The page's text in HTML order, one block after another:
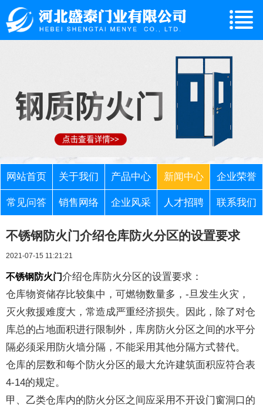
网站首页 关于我们 产品中心 新闻中心 企业荣誉
常见问答 销售网络 企业风采 人才招聘 联系我们
不锈钢防火门介绍仓库防火分区的设置要求
2021-07-15 11:21:21
不锈钢防火门介绍仓库防火分区的设置要求：
仓库物资储存比较集中，可燃物数量多，-旦发生火灾，
灭火救援难度大，常造成严重经济损失。因此，除了对仓
库总的占地面积进行限制外，库房防火分区之间的水平分
隔必须采用防火墙分隔，不能采用其他分隔方式替代。
仓库的层数和每个防火分区的最大允许建筑面积应符合表
4-14的规定。
甲、乙类仓库内的防火分区之间应采用不开设门窗洞口的